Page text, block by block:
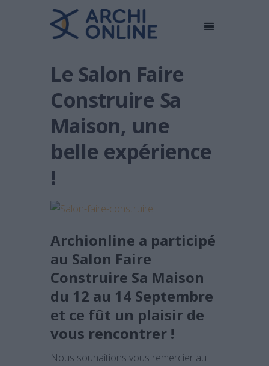
Le Salon Faire
Construire Sa
Maison, une
belle expérience
!
Archionline a participé
au Salon Faire
Construire Sa Maison
du 12 au 14 Septembre
et ce fût un plaisir de
vous rencontrer !
Nous souhaitions vous remercier au